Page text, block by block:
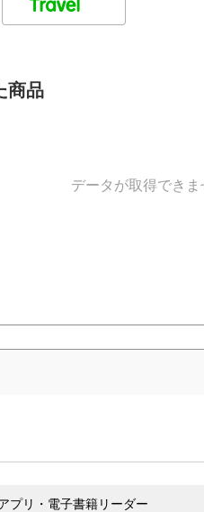
商品
データが取得でき
プリ・電子書籍リーダー